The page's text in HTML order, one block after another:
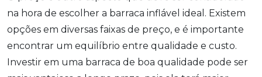
na hora de escolher a barraca inflável ideal. Existem
opções em diversas faixas de preço, e é importante
encontrar um equilíbrio entre qualidade e custo.
Investir em uma barraca de boa qualidade pode ser